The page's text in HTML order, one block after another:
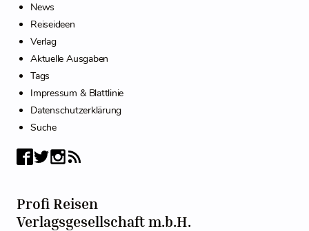
News
Reiseideen
Verlag
Aktuelle Ausgaben
Tags
Impressum & Blattlinie
Datenschutzerklärung
Suche
Profi Reisen
Verlagsgesellschaft m.b.H.